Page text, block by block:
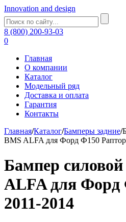
Innovation and design
8 (800) 200-93-03
0
Главная
О компании
Каталог
Модельный ряд
Доставка и оплата
Гарантия
Контакты
Главная/Каталог/Бамперы задние/
BMS ALFA для Форд Ф150 Раптор
Бампер
ALFA для Форд
2011-2014